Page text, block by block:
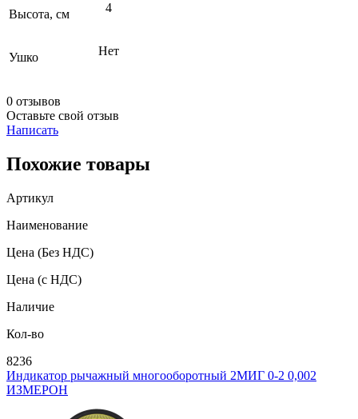
Высота, см 4
Ушко Нет
0 отзывов
Оставьте свой отзыв
Написать
Похожие товары
Артикул
Наименование
Цена (Без НДС)
Цена (с НДС)
Наличие
Кол-во
8236
Индикатор рычажный многооборотный 2МИГ 0-2 0,002
ИЗМЕРОН